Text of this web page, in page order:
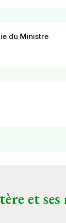
du Ministre
et ses